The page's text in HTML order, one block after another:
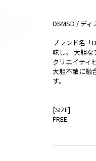
DSMSD / ディ
ブランド名「
味し、 大胆な
クリエイティ
大胆不敵に融
す。
[SIZE]
FREE